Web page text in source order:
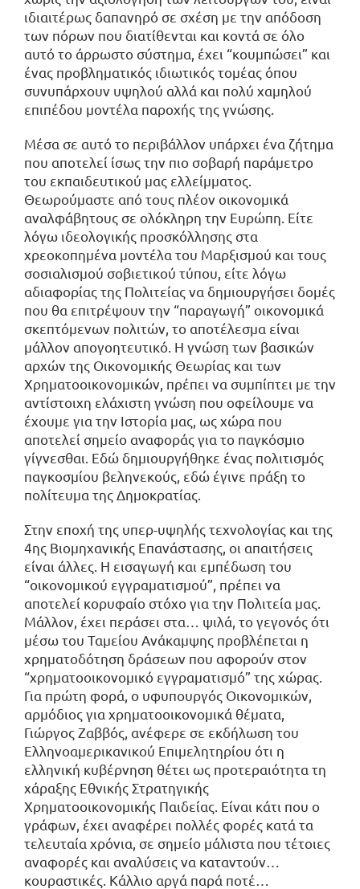
ιδιαιτέρως δαπανηρό σε σχέση με την απόδοση
των πόρων που διατίθενται και κοντά σε όλο
αυτό το άρρωστο σύστημα, έχει “κουμπώσει” και
ένας προβληματικός ιδιωτικός τομέας όπου
συνυπάρχουν υψηλού αλλά και πολύ χαμηλού
επιπέδου μοντέλα παροχής της γνώσης.
Μέσα σε αυτό το περιβάλλον υπάρχει ένα ζήτημα
που αποτελεί ίσως την πιο σοβαρή παράμετρο
του εκπαιδευτικού μας ελλείμματος.
Θεωρούμαστε από τους πλέον οικονομικά
αναλφάβητους σε ολόκληρη την Ευρώπη. Είτε
λόγω ιδεολογικής προσκόλλησης στα
χρεοκοπημένα μοντέλα του Μαρξισμού και τους
σοσιαλισμού σοβιετικού τύπου, είτε λόγω
αδιαφορίας της Πολιτείας να δημιουργήσει δομές
που θα επιτρέψουν την “παραγωγή” οικονομικά
σκεπτόμενων πολιτών, το αποτέλεσμα είναι
μάλλον απογοητευτικό. Η γνώση των βασικών
αρχών της Οικονομικής Θεωρίας και των
Χρηματοοικονομικών, πρέπει να συμπίπτει με την
αντίστοιχη ελάχιστη γνώση που οφείλουμε να
έχουμε για την Ιστορία μας, ως χώρα που
αποτελεί σημείο αναφοράς για το παγκόσμιο
γίγνεσθαι. Εδώ δημιουργήθηκε ένας πολιτισμός
παγκοσμίου βεληνεκούς, εδώ έγινε πράξη το
πολίτευμα της Δημοκρατίας.
Στην εποχή της υπερ-υψηλής τεχνολογίας και της
4ης Βιομηχανικής Επανάστασης, οι απαιτήσεις
είναι άλλες. Η εισαγωγή και εμπέδωση του
“οικονομικού εγγραματισμού”, πρέπει να
αποτελεί κορυφαίο στόχο για την Πολιτεία μας.
Μάλλον, έχει περάσει στα… ψιλά, το γεγονός ότι
μέσω του Ταμείου Ανάκαμψης προβλέπεται η
χρηματοδότηση δράσεων που αφορούν στον
“χρηματοοικονομικό εγγραματισμό” της χώρας.
Για πρώτη φορά, ο υφυπουργός Οικονομικών,
αρμόδιος για χρηματοοικονομικά θέματα,
Γιώργος Ζαββός, ανέφερε σε εκδήλωση του
Ελληνοαμερικανικού Επιμελητηρίου ότι η
ελληνική κυβέρνηση θέτει ως προτεραιότητα τη
χάραξης Εθνικής Στρατηγικής
Χρηματοοικονομικής Παιδείας. Είναι κάτι που ο
γράφων, έχει αναφέρει πολλές φορές κατά τα
τελευταία χρόνια, σε σημείο μάλιστα που τέτοιες
αναφορές και αναλύσεις να καταντούν…
κουραστικές. Κάλλιο αργά παρά ποτέ…